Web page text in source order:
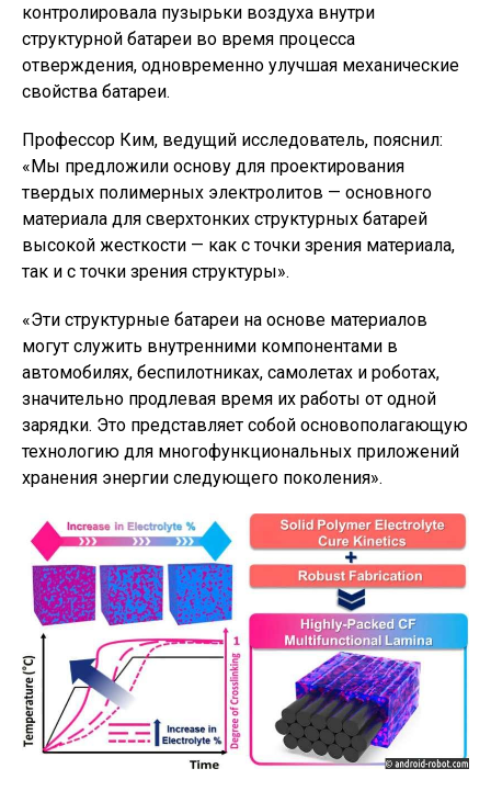
контролировала пузырьки воздуха внутри
структурной батареи во время процесса
отверждения, одновременно улучшая механические
свойства батареи.
Профессор Ким, ведущий исследователь, пояснил:
«Мы предложили основу для проектирования
твердых полимерных электролитов — основного
материала для сверхтонких структурных батарей
высокой жесткости — как с точки зрения материала,
так и с точки зрения структуры».
«Эти структурные батареи на основе материалов
могут служить внутренними компонентами в
автомобилях, беспилотниках, самолетах и ​​роботах,
значительно продлевая время их работы от одной
зарядки. Это представляет собой основополагающую
технологию для многофункциональных приложений
хранения энергии следующего поколения».